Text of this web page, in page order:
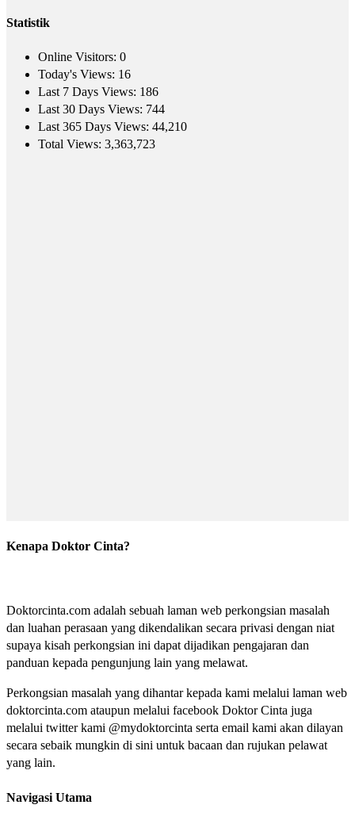
Statistik
Online Visitors: 0
Today's Views: 16
Last 7 Days Views: 186
Last 30 Days Views: 744
Last 365 Days Views: 44,210
Total Views: 3,363,723
Kenapa Doktor Cinta?
Doktorcinta.com adalah sebuah laman web perkongsian masalah
dan luahan perasaan yang dikendalikan secara privasi dengan niat
supaya kisah perkongsian ini dapat dijadikan pengajaran dan
panduan kepada pengunjung lain yang melawat.
Perkongsian masalah yang dihantar kepada kami melalui laman web
doktorcinta.com ataupun melalui facebook Doktor Cinta juga
melalui twitter kami @mydoktorcinta serta email kami akan dilayan
secara sebaik mungkin di sini untuk bacaan dan rujukan pelawat
yang lain.
Navigasi Utama